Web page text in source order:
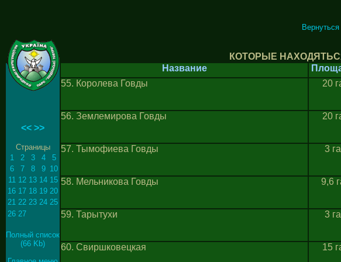
КОТОРЫЕ
<< >>
Страницы
1
2 3 4
5
6
7 8 9 10
11 12 13 14 15
16 17 18 19 20
21 22 23 24 25
26 27
Полный список
(66 Kb)
Название
55. Королева Говды
20
56. Землемирова Говды
20
57. Тымофиева Говды
3 га
58. Мельникова Говды
9,6
59. Тарытухи
3 га
60. Свиршковецкая
15